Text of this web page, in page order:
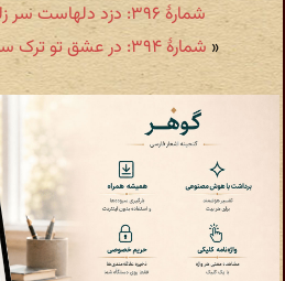
شمارهٔ ۳۹۶: دزد دلهاست سر زلف تو زانش بستند
« شمارهٔ ۳۹۴: در عشق تو ترک سر چه باشد